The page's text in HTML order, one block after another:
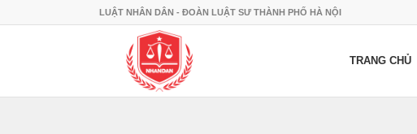
LUẬT NHÂN DÂN - ĐOÀN LUẬT SƯ THÀNH PHỐ HÀ NỘI
TRANG CHỦ